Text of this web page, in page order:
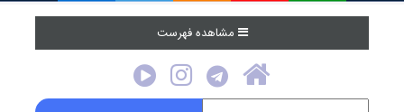
مشاهده فهرست